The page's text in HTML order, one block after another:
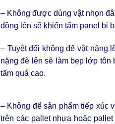
– Không được dùng vật nhọn
động lên sẽ khiến tấm panel bị
– Tuyệt đối không để vật nặng
nặng đè lên sẽ làm bẹp lớp tôn
tấm quá cao.
– Không để sản phẩm tiếp xúc
trên các pallet nhựa hoặc